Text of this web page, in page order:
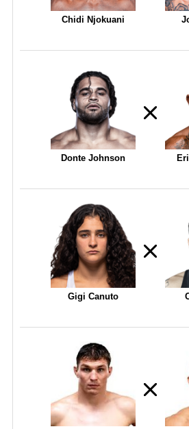
Chidi Njokuani
Donte Johnson
Gigi Canuto